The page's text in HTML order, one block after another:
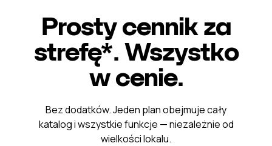
Prosty cennik za
strefę*. Wszystko
w cenie.
Bez dodatków. Jeden plan obejmuje cały
katalog i wszystkie funkcje — niezależnie od
wielkości lokalu.